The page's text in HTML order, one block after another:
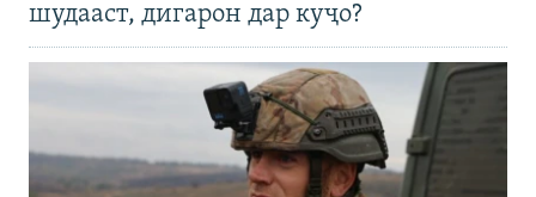
шудааст, дигарон дар куҷо?